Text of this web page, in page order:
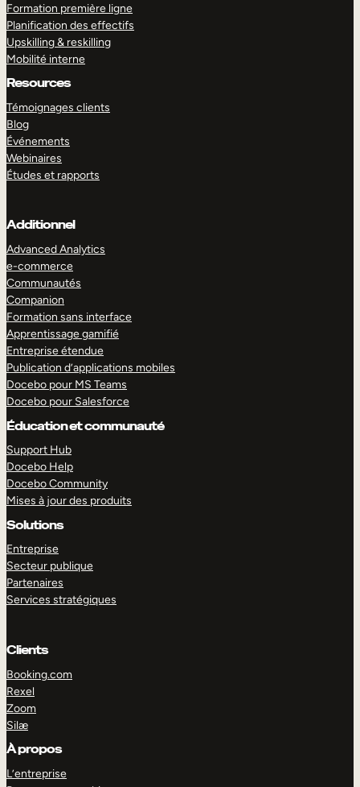
Formation première ligne
Planification des effectifs
Upskilling & reskilling
Mobilité interne
Resources
Témoignages clients
Blog
Événements
Webinaires
Études et rapports
Additionnel
Advanced Analytics
e-commerce
Communautés
Companion
Formation sans interface
Apprentissage gamifié
Entreprise étendue
Publication d’applications mobiles
Docebo pour MS Teams
Docebo pour Salesforce
Éducation et communauté
Support Hub
Docebo Help
Docebo Community
Mises à jour des produits
Solutions
Entreprise
Secteur publique
Partenaires
Services stratégiques
Clients
Booking.com
Rexel
Zoom
Silæ
À propos
L’entreprise